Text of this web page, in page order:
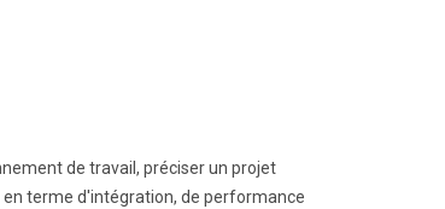
de travail, préciser un projet
en terme d'intégration, de performance